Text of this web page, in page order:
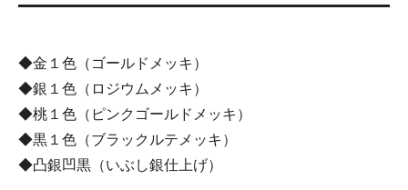
◆金１色（ゴールドメッキ）
◆銀１色（ロジウムメッキ）
◆桃１色（ピンクゴールドメッキ）
◆黒１色（ブラックルテメッキ）
◆凸銀凹黒（いぶし銀仕上げ）